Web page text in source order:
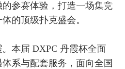
参赛体验，打造一场集竞
的顶级扑克盛会。
本届 DXPC 丹霞杯全面
系与配套服务，面向全国